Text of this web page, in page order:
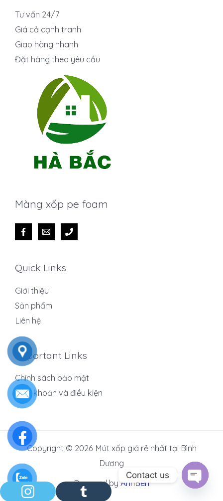
Tư vấn 24/7
Giá cả cạnh tranh
Giao hàng nhanh
Đặt hàng theo yêu cầu
Màng xốp pe foam
Quick Links
Giới thiệu
Sản phẩm
Liên hệ
Important Links
Chính sách bảo mật
Điều khoản và điều kiện
Copyright © 2026 Mút xốp giá rẻ nhất tại Bình
Dương
Powered by AnhBen
Contact us
OPEN